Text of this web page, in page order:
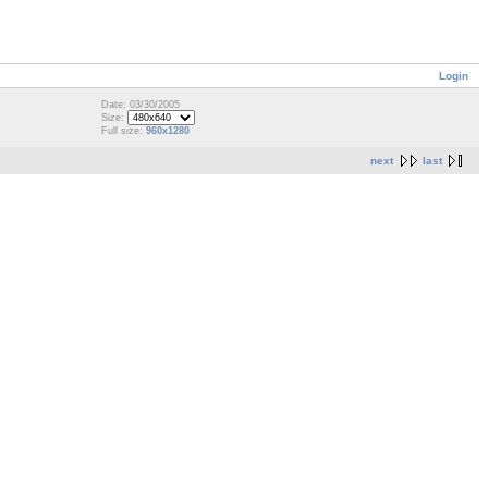
Login
Date: 03/30/2005
Size:
Full size: 960x1280
next last